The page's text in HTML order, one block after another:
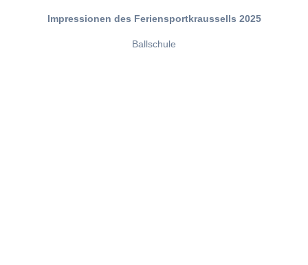
Impressionen des Feriensportkraussells 2025
Ballschule